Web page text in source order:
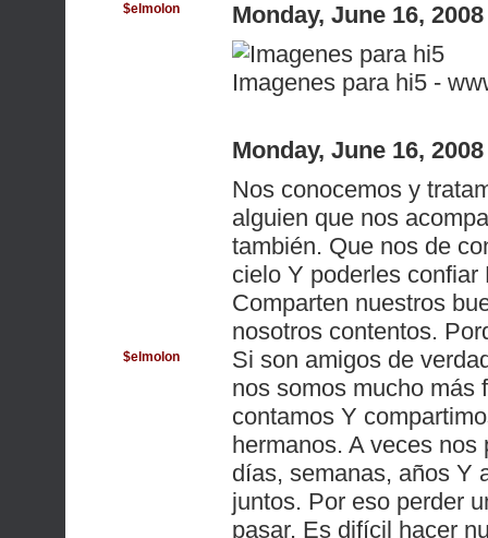
$elmolon Monday, June 16,
Imagenes para hi5 -
$elmolon
Monday, June 16,
Nos conocemos y
alguien que nos
también. Que nos de
cielo Y poderles
Comparten nuestros
nosotros contentos.
Si son amigos de
nos somos mucho más
contamos Y
hermanos. A veces
días, semanas, años Y
juntos. Por eso perder
pasar. Es difícil hacer